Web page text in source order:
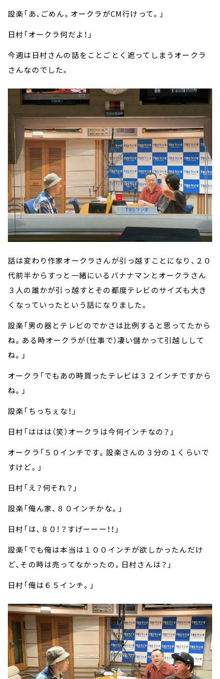
設楽「あ、ごめん。オークラがCM行けって。」
日村「オークラ何だよ！」
今週は日村さんの話をことごとく遮ってしまうオークラ
さんなのでした。
話は変わり作家オークラさんが引っ越すことになり、２０
代前半からすっと一緒にいるバナナマンとオークラさん
３人の誰かが引っ越すとその都度テレビのサイズも大き
くなっていったという話になりました。
設楽「男の器とテレビのでかさは比例すると思ってたから
ね。ある時オークラが（仕事で）凄い儲かって引越しして
ね。」
オークラ「でもあの時買ったテレビは３２インチですから
ね。」
設楽「ちっちぇな！」
日村「ははは（笑）オークラは今何インチなの？」
オークラ「５０インチです。設楽さんの３分の１くらいで
すけど。」
日村「え？何それ？」
設楽「俺ん家、８０インチかな。」
日村「は、８０！？すげーーー！！」
設楽「でも俺は本当は１００インチが欲しかったんだけ
ど、その時は売ってなかったの。日村さんは？」
日村「俺は６５インチ。」